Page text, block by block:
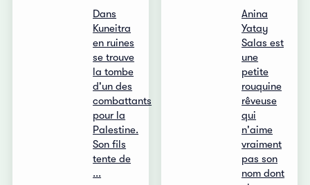
Dans
Kuneitra
en ruines
se trouve
la tombe
d'un des
combattants
pour la
Palestine.
Son fils
tente de
...
Anina
Yatay
Salas est
une
petite
rouquine
rêveuse
qui
n'aime
vraiment
pas son
nom dont